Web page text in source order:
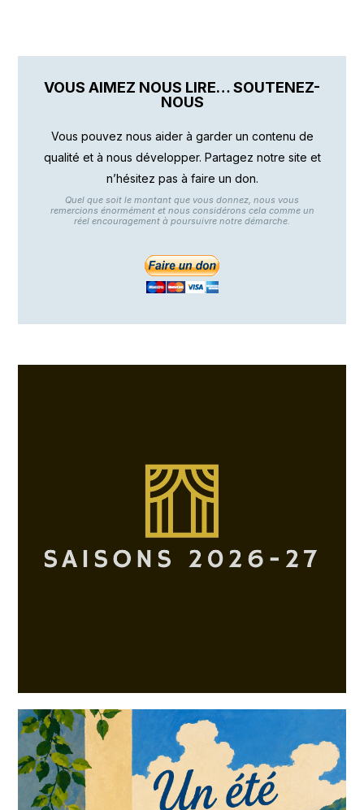
VOUS AIMEZ NOUS LIRE… SOUTENEZ-
NOUS
Vous pouvez nous aider à garder un contenu de
qualité et à nous développer. Partagez notre site et
n’hésitez pas à faire un don.
Quel que soit le montant que vous donnez, nous vous
remercions énormément et nous considérons cela comme un
réel encouragement à poursuivre notre démarche.